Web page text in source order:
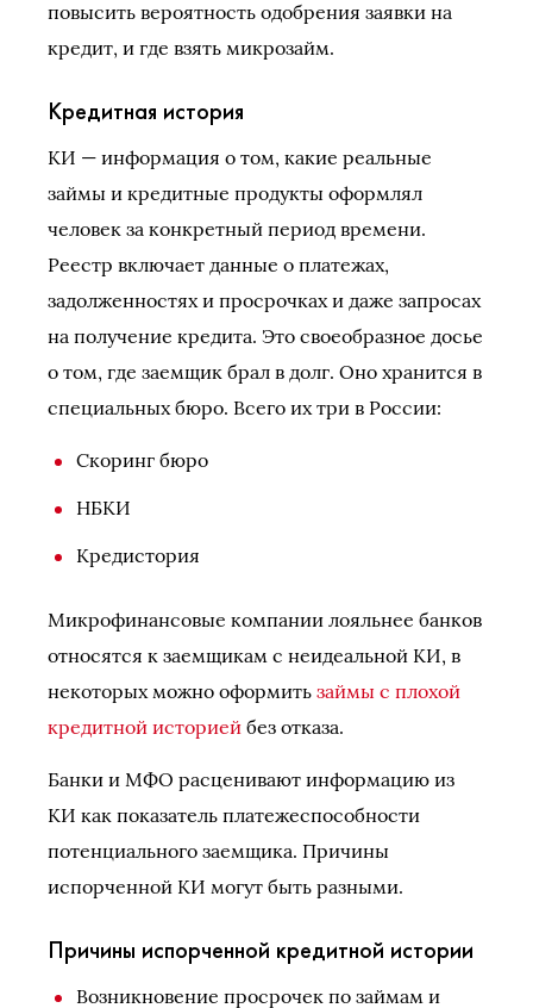
повысить вероятность одобрения заявки на
кредит, и где взять микрозайм.
Кредитная история
КИ — информация о том, какие реальные
займы и кредитные продукты оформлял
человек за конкретный период времени.
Реестр включает данные о платежах,
задолженностях и просрочках и даже запросах
на получение кредита. Это своеобразное досье
о том, где заемщик брал в долг. Оно хранится в
специальных бюро. Всего их три в России:
Скоринг бюро
НБКИ
Кредистория
Микрофинансовые компании лояльнее банков
относятся к заемщикам с неидеальной КИ, в
некоторых можно оформить займы с плохой
кредитной историей без отказа.
Банки и МФО расценивают информацию из
КИ как показатель платежеспособности
потенциального заемщика. Причины
испорченной КИ могут быть разными.
Причины испорченной кредитной истории
Возникновение просрочек по займам и